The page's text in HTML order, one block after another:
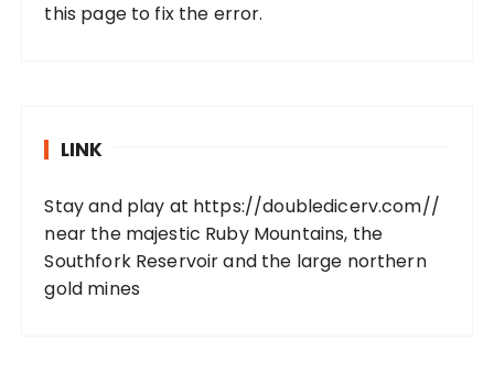
this page to fix the error.
LINK
Stay and play at https://doubledicerv.com//
near the majestic Ruby Mountains, the
Southfork Reservoir and the large northern
gold mines